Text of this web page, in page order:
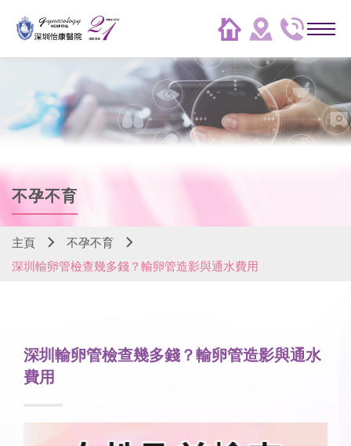
不孕不育
主頁
不孕不育
深圳輸卵管檢查幾多錢？輸卵管造影與通水費用
深圳輸卵管檢查幾多錢？輸卵管造影與通水
費用